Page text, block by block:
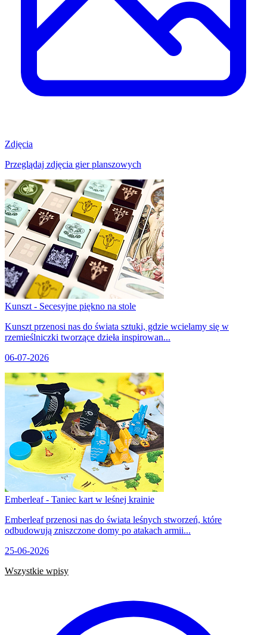
Zdjęcia
Przeglądaj zdjęcia gier planszowych
Kunszt - Secesyjne piękno na stole
Kunszt przenosi nas do świata sztuki, gdzie wcielamy się w
rzemieślniczki tworzące dzieła inspirowan...
06-07-2026
Emberleaf - Taniec kart w leśnej krainie
Emberleaf przenosi nas do świata leśnych stworzeń, które
odbudowują zniszczone domy po atakach armii...
25-06-2026
Wszystkie wpisy